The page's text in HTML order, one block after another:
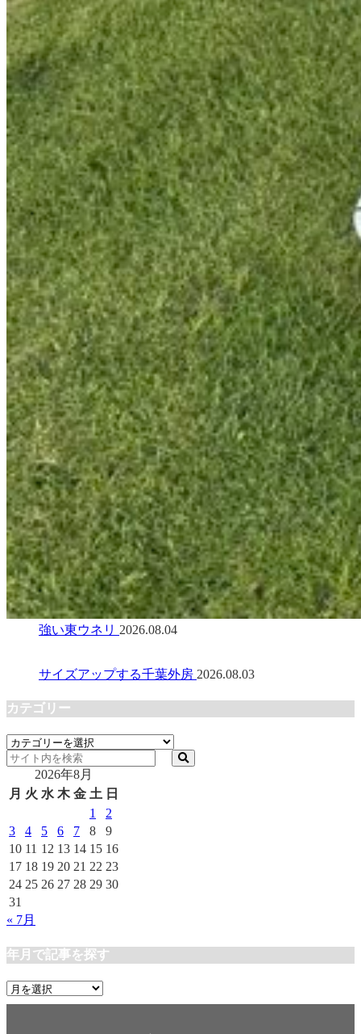
強い東ウネリ 2026.08.04
サイズアップする千葉外房 2026.08.03
カテゴリー
カ
テ
リ
2026年8月
月 火 水 木 金 土 日
1
2
3
4 5 6 7 8
9
10 11 12 13 14 15 16
17 18 19 20 21 22 23
24 25 26 27 28 29 30
31
« 7月
年月で記事を探す
年
月